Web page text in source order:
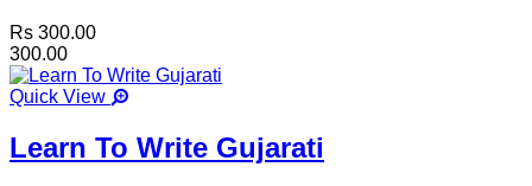
Rs 300.00
300.00
Quick View
Learn To Write Gujarati